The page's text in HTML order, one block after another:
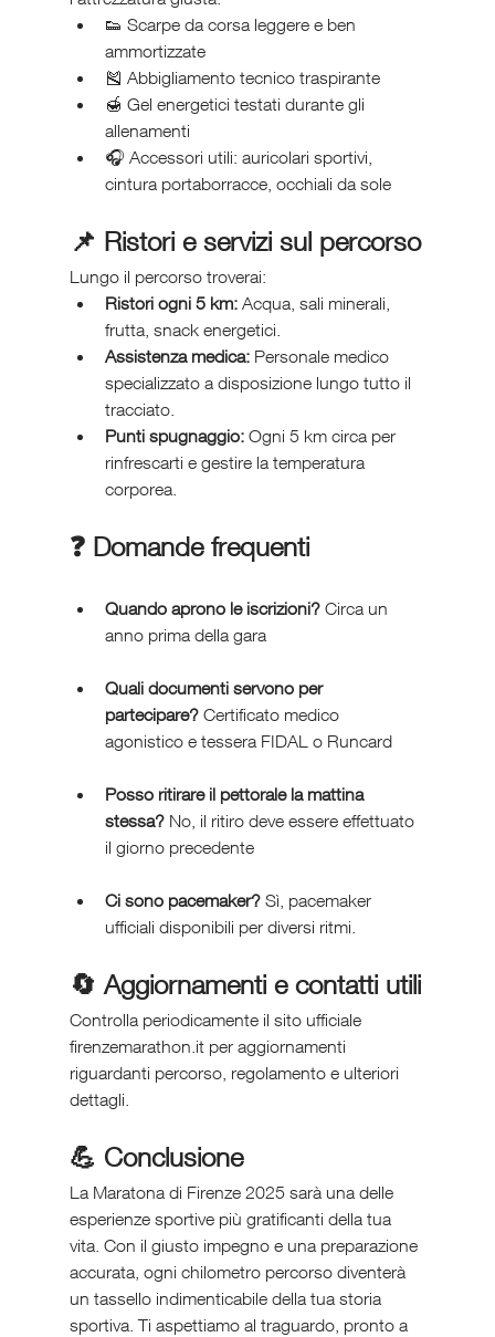
👟 Scarpe da corsa leggere e ben
ammortizzate
🎽 Abbigliamento tecnico traspirante
🍯 Gel energetici testati durante gli
allenamenti
🎧 Accessori utili: auricolari sportivi,
cintura portaborracce, occhiali da sole
📌 Ristori e servizi sul percorso
Lungo il percorso troverai:
Ristori ogni 5 km: Acqua, sali minerali,
frutta, snack energetici.
Assistenza medica: Personale medico
specializzato a disposizione lungo tutto il
tracciato.
Punti spugnaggio: Ogni 5 km circa per
rinfrescarti e gestire la temperatura
corporea.
❓ Domande frequenti
Quando aprono le iscrizioni? Circa un
anno prima della gara
Quali documenti servono per
partecipare? Certificato medico
agonistico e tessera FIDAL o Runcard
Posso ritirare il pettorale la mattina
stessa? No, il ritiro deve essere effettuato
il giorno precedente
Ci sono pacemaker? Sì, pacemaker
ufficiali disponibili per diversi ritmi.
🔄 Aggiornamenti e contatti utili
Controlla periodicamente il sito ufficiale
firenzemarathon.it per aggiornamenti
riguardanti percorso, regolamento e ulteriori
dettagli.
💪 Conclusione
La Maratona di Firenze 2025 sarà una delle
esperienze sportive più gratificanti della tua
vita. Con il giusto impegno e una preparazione
accurata, ogni chilometro percorso diventerà
un tassello indimenticabile della tua storia
sportiva. Ti aspettiamo al traguardo, pronto a